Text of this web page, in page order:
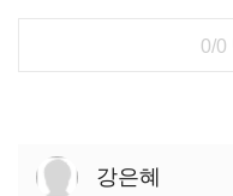
0/0
강은혜